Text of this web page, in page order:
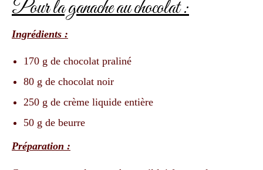
Pour la ganache au chocolat:
Ingrédients :
170 g de chocolat praliné
80 g de chocolat noir
250 g de crème liquide entière
50 g de beurre
Préparation :